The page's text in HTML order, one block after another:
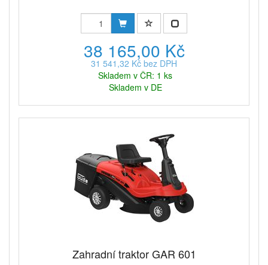
38 165,00 Kč
31 541,32 Kč bez DPH
Skladem v ČR: 1 ks
Skladem v DE
Zahradní traktor GAR 601